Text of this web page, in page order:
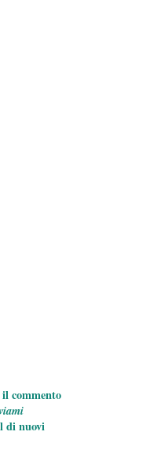
commento
di nuovi